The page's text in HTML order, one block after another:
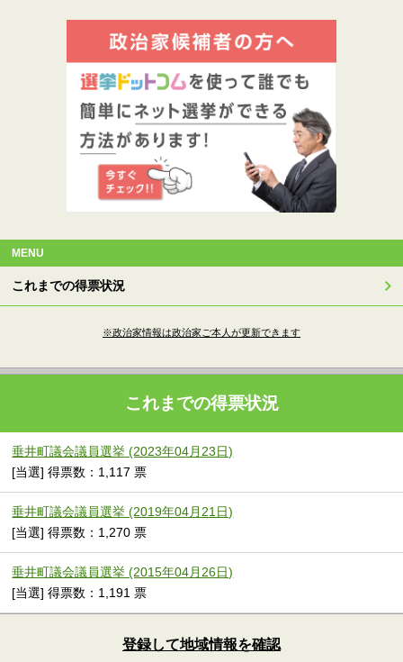
MENU
これまでの得票状況
※政治家情報は政治家ご本人が更新できます
これまでの得票状況
垂井町議会議員選挙 (2023年04月23日)
[当選] 得票数：1,117 票
垂井町議会議員選挙 (2019年04月21日)
[当選] 得票数：1,270 票
垂井町議会議員選挙 (2015年04月26日)
[当選] 得票数：1,191 票
登録して地域情報を確認